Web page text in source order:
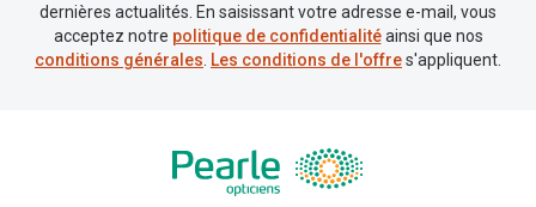
dernières actualités. En saisissant votre adresse e-mail, vous
acceptez notre politique de confidentialitéainsi que nos
conditions générales Les conditions de l'offres'appliquent.